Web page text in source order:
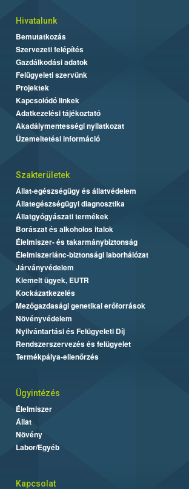
Hivatalunk
Bemutatkozás
Szervezeti felépítés
Gazdálkodási adatok
Felügyeleti szervünk
Projektek
Kapcsolódó linkek
Adatkezelési tájékoztató
Akadálymentességi nyilatkozat
Üzemeltetési információ
Szakterületek
Állat-egészségügy és állatvédelem
Állategészségügyi diagnosztika
Állatgyógyászati termékek
Borászat és alkoholos italok
Élelmiszer- és takarmánybiztonság
Élelmiszerlánc-biztonsági laborhálózat
Járványvédelem
Kiemelt ügyek, EUTR
Kockázatkezelés
Mezőgazdasági genetikai erőforrások
Növényvédelem
Nyilvántartási és Felügyeleti Díj
Rendszerszervezés és felügyelet
Termékpálya-ellenőrzés
Ügyintézés
Élelmiszer
Állat
Növény
Labor/Egyéb
Kapcsolat